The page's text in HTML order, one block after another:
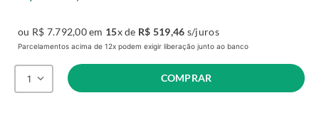
ou R$ 7.792,00em 15x de R$ 519,46 s/juros
Parcelamentos acima de 12x podem exigir liberação junto ao banco
1 COMPRAR